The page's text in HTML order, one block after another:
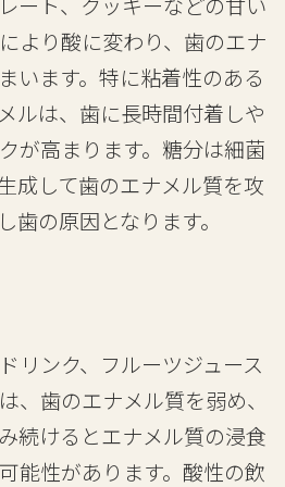
より酸に変わり、歯のエナ
います。特に粘着性のある
ルは、歯に長時間付着しや
が高まります。糖分は細菌
成して歯のエナメル質を攻
歯の原因となります。
リンク、フルーツジュース
、歯のエナメル質を弱め、
続けるとエナメル質の浸食
能性があります。酸性の飲